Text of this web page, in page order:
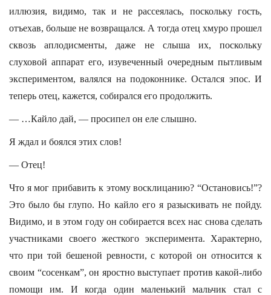
иллюзия, видимо, так и не рассеялась, поскольку гость,
отъехав, больше не возвращался. А тогда отец хмуро прошел
сквозь аплодисменты, даже не слыша их, поскольку
слуховой аппарат его, изувеченный очередным пытливым
экспериментом, валялся на подоконнике. Остался эпос. И
теперь отец, кажется, собирался его продолжить.
— …Кайло дай, — просипел он еле слышно.
Я ждал и боялся этих слов!
— Отец!
Что я мог прибавить к этому восклицанию? “Остановись!”?
Это было бы глупо. Но кайло его я разыскивать не пойду.
Видимо, и в этом году он собирается всех нас снова сделать
участниками своего жесткого эксперимента. Характерно,
что при той бешеной ревности, с которой он относится к
своим “сосенкам”, он яростно выступает против какой-либо
помощи им. И когда один маленький мальчик стал с